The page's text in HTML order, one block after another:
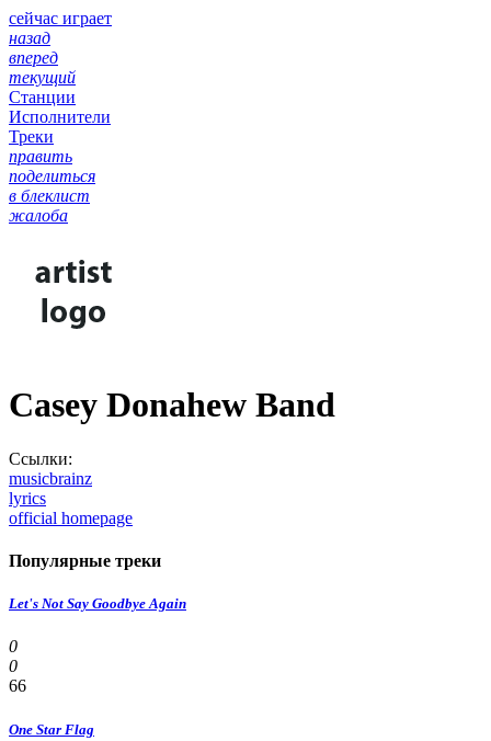
сейчас играет
назад
вперед
текущий
Станции
Исполнители
Треки
править
поделиться
в блеклист
жалоба
Casey Donahew Band
Ссылки:
musicbrainz
lyrics
official homepage
Популярные треки
Let's Not Say Goodbye Again
0
0
66
One Star Flag